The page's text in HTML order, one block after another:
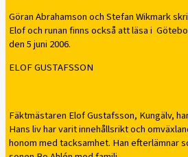
Göran Abrahamson och Stefan Wikmark
Elof och runan finns också att läsa i
den 5 juni 2006.
ELOF GUSTAFSSON
Fäktmästaren Elof Gustafsson, Kungälv,
Hans liv har varit innehållsrikt och
honom med tacksamhet. Han efterlämnar